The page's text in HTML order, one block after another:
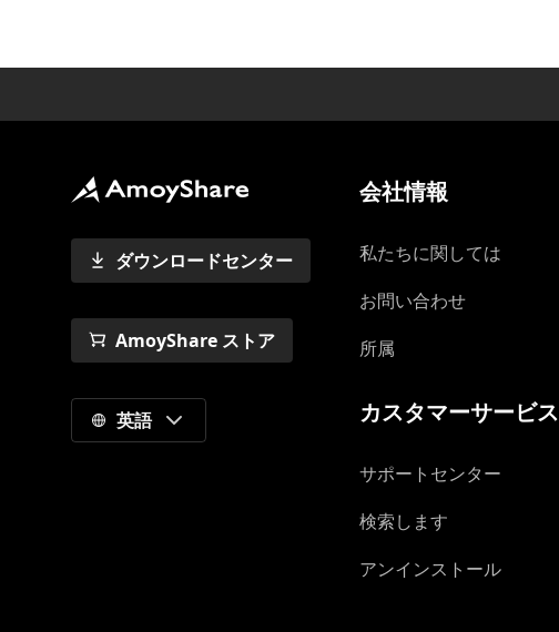
ダウンロードセンター
AmoyShare ストア
英語
会社情報
私たちに関しては
お問い合わせ
所属
カスタマーサービス
サポートセンター
検索します
アンインストール